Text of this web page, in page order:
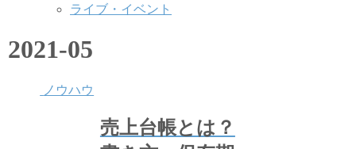
ライブ・イベント
2021-05
ノウハウ
売上台帳とは？